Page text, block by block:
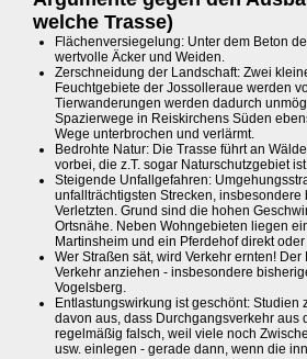
welche Trasse)
Flächenversiegelung: Unter dem Beton
wertvolle Äcker und Weiden.
Zerschneidung der Landschaft: Zwei
Feuchtgebiete der Jossolleraue werden
Tierwanderungen werden dadurch
Spazierwege in Reiskirchens Süden
Wege unterbrochen und verlärmt.
Bedrohte Natur: Die Trasse führt an
vorbei, die z.T. sogar Naturschutzgebiet ist.
Steigende Unfallgefahren:
unfallträchtigsten Strecken, insbesondere
Verletzten. Grund sind die hohen
Ortsnähe. Neben Wohngebieten liegen
Martinsheim und ein Pferdehof direkt
Wer Straßen sät, wird Verkehr ernten!
Verkehr anziehen - insbesondere
Vogelsberg.
Entlastungswirkung ist geschönt: Studien
davon aus, dass Durchgangsverkehr aus
regelmäßig falsch, weil viele noch
usw. einlegen - gerade dann, wenn die